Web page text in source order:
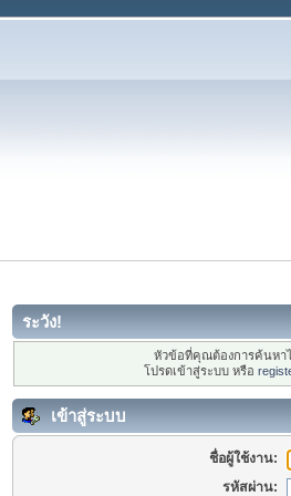
ระวัง!
หัวข้อที่คุณต้องการค้นหา
โปรดเข้าสู่ระบบ หรือ
เข้าสู่ระบบ
ชื่อผู้ใช้งาน:
รหัสผ่าน: